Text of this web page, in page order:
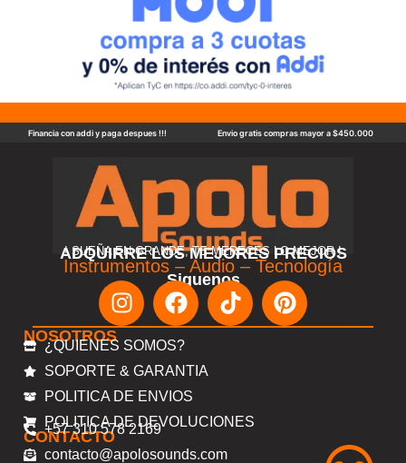
Financia con addi y paga despues !!! Envio gratis compras mayor a $450.000
ADQUIRRE LOS MEJORES PRECIOS
! SUEÑA EN GRANDE, TE MERECES LO MEJOR !
Instrumentos – Audio – Tecnología
Siguenos
NOSOTROS
¿QUIENES SOMOS?
SOPORTE & GARANTIA
POLITICA DE ENVIOS
POLITICA DE DEVOLUCIONES
CONTACTO
+57 310 578 2169
contacto@apolosounds.com